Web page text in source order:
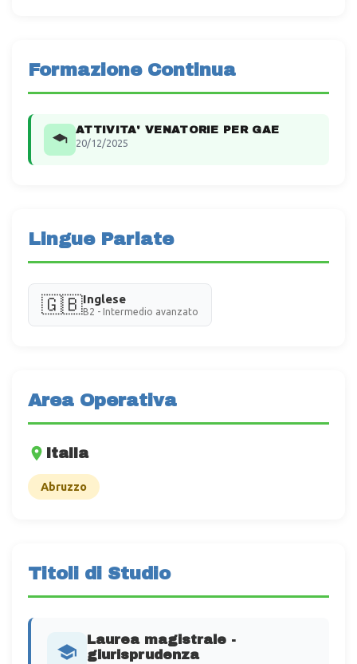
Formazione Continua
ATTIVITA' VENATORIE PER GAE
20/12/2025
Lingue Parlate
🇬🇧Inglese
B2 - Intermedio avanzato
Area Operativa
Italia
Abruzzo
Titoli di Studio
Laurea magistrale -
giurisprudenza